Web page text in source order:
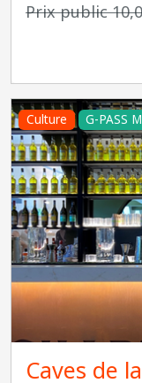
Prix public
Culture G-PASS
Caves de